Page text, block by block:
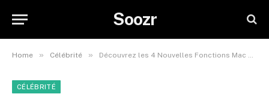
Soozr
Home » Célébrité » Découvrez les 4 Nouvelles Fonctions Mac Révolutionnaires Annoncées pour macOS 26 !
CÉLÉBRITÉ